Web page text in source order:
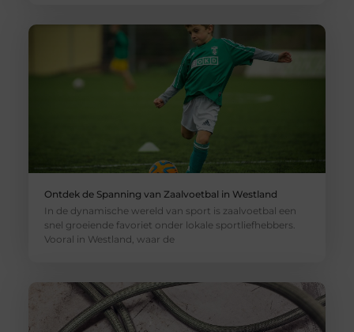
Ontdek de Spanning van Zaalvoetbal in Westland
In de dynamische wereld van sport is zaalvoetbal een
snel groeiende favoriet onder lokale sportliefhebbers.
Vooral in Westland, waar de